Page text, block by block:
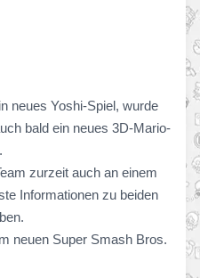
neues Yoshi-Spiel, wurde
bald ein neues 3D-Mario-
zurzeit auch an einem
Informationen zu beiden
neuen Super Smash Bros.